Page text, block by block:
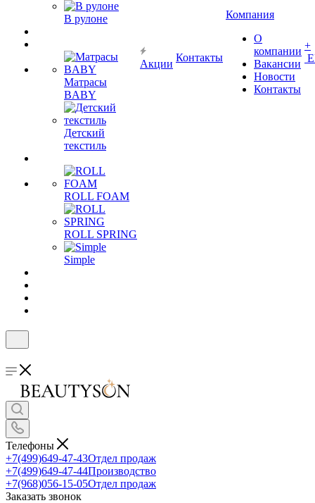
В рулоне
Матрасы
BABY
Детский
текстиль
ROLL FOAM
ROLL SPRING
Simple
Акции
Контакты
Компания
О
компании
Вакансии
Новости
Контакты
+
Телефоны
+7(499)649-47-43Отдел продаж
+7(499)649-47-44Производство
+7(968)056-15-05Отдел продаж
Заказать звонок